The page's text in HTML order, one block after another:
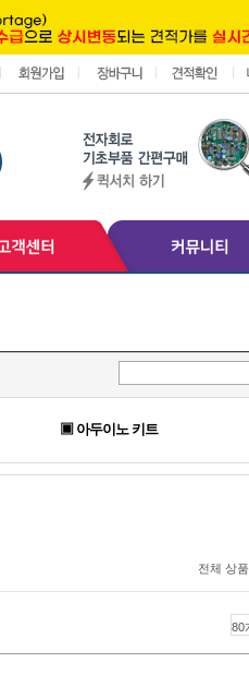
▣ 아두이노 키트
전체 상품